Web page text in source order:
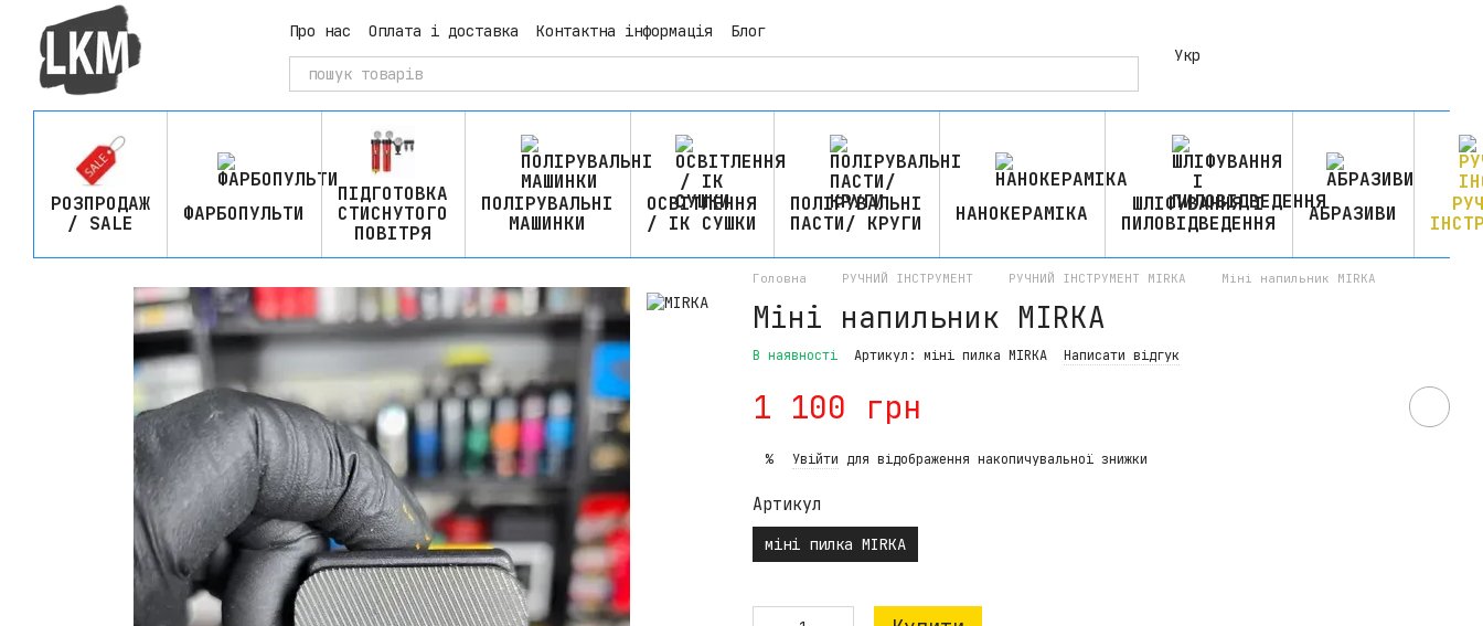
Перейти до основного контенту
Про нас Оплата і доставка Контактна інформація
Блог
Укр
РОЗПРОДАЖ
/ SALE
ФАРБОПУЛЬТИ
ПІДГОТОВКА
СТИСНУТОГО
ПОВІТРЯ
ПОЛІРУВАЛЬНІ
МАШИНКИ
ОСВІТЛЕННЯ
/ ІК СУШКИ
ПОЛІРУВАЛЬНІ
ПАСТИ/ КРУГИ
НАНОКЕРАМІКА
ШЛІФУВАННЯ І
ПИЛОВІДВЕДЕННЯ
АБРАЗИВИ
Головна РУЧНИЙ ІНСТРУМЕНТ РУЧНИЙ ІНСТРУМЕНТ MIRKA Міні напильник MIRKA
Міні напильник MIRKA
В наявності Артикул: міні пилка MIRKA Написати відгук
1 100 грн
% Увійти для відображення накопичувальної знижки
Артикул
міні пилка MIRKA